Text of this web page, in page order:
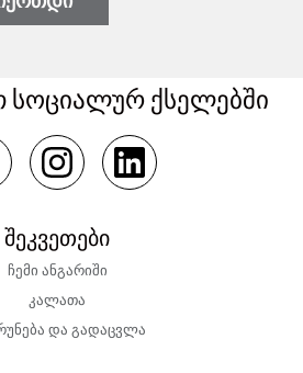
სოციალურ ქსელებში
შეკვეთები
ჩემი ანგარიში
კალათა
და გადაცვლა